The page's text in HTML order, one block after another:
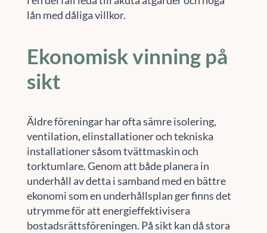
lån med dåliga villkor.
Ekonomisk vinning på
sikt
Äldre föreningar har ofta sämre isolering,
ventilation, elinstallationer och tekniska
installationer såsom tvättmaskin och
torktumlare. Genom att både planera in
underhåll av detta i samband med en bättre
ekonomi som en underhållsplan ger finns det
utrymme för att energieffektivisera
bostadsrättsföreningen. På sikt kan då stora